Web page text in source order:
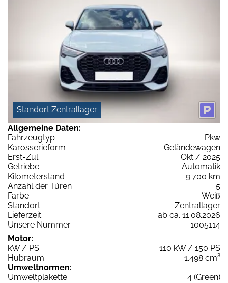
Standort Zentrallager
Allgemeine Daten:
Fahrzeugtyp
Pkw
Karosserieform
Geländewagen
Erst-Zul.
Okt / 2025
Getriebe
Automatik
Kilometerstand
9.700 km
Anzahl der Türen
5
Farbe
Weiß
Standort
Zentrallager
Lieferzeit
ab ca. 11.08.2026
Unsere Nummer
1005114
Motor:
kW / PS
110 kW / 150 PS
Hubraum
1.498 cm³
Umweltnormen:
Umweltplakette
4 (Green)